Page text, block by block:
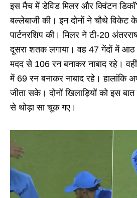
इस मैच में डेविड मिलर और क्विंटन
बल्लेबाजी की। इन दोनों ने चौथे विकेट
पार्टनरशिप की। मिलर ने टी-20
दूसरा शतक लगाया। वह 47 गेंदों में
मदद से 106 रन बनाकर नाबाद रहे।
में 69 रन बनाकर नाबाद रहे। हालांकि
जीता सके। दोनों खिलाड़ियों को इस
से थोड़ा सा चूक गए।